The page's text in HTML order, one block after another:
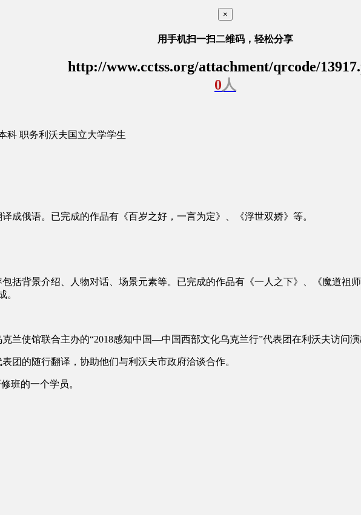
×
用手机扫一扫二维码，轻松分享
http://www.cctss.org/attachment/qrcode/
0人
科 职务利沃夫国立大学学生
俄语。已完成的作品有《百岁之好，一言为定》、《浮世双娇》等。
背景介绍、人物对话、场景元素等。已完成的作品有《一人之下》、《魔道祖
。
使馆联合主办的“2018感知中国—中国西部文化乌克兰行”代表团在利沃夫访问
的随行翻译，协助他们与利沃夫市政府洽谈合作。
班的一个学员。